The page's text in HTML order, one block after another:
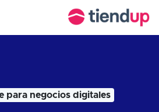
para negocios digitales